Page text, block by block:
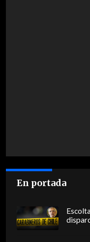
En portada